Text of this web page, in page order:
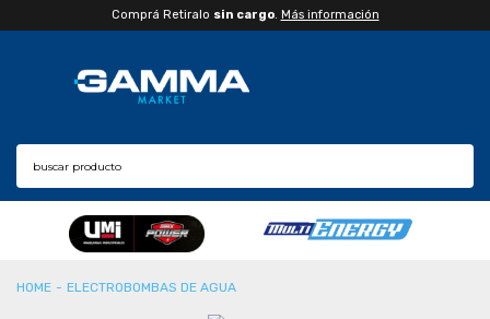
Comprá Retiralo sin cargo. Más información
ELECTROBOMBAS DE AGUA
CONSULTAR PLAZO DE ENTREGA